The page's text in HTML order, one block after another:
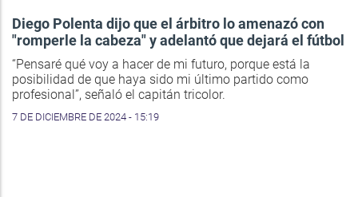
Diego Polenta dijo que el árbitro lo amenazó con
"romperle la cabeza" y adelantó que dejará el fútbol
“Pensaré qué voy a hacer de mi futuro, porque está la
posibilidad de que haya sido mi último partido como
profesional”, señaló el capitán tricolor.
7 DE DICIEMBRE DE 2024 - 15:19